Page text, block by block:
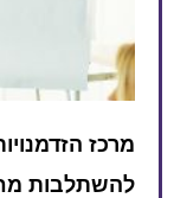
מרכז
להשתלבות